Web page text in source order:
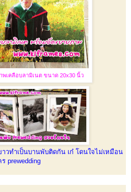
เคลือบลามิเนต ขนาด 20x30 นิ้ว
วทำเป็นบานพับติดกัน เก๋ โดนใจไม่เหมือน
ร prewedding